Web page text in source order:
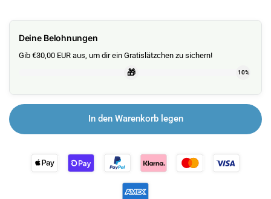
Deine Belohnungen
Gib €30,00 EUR aus, um dir ein Gratislätzchen zu sichern!
🎁 10%
In den Warenkorb legen